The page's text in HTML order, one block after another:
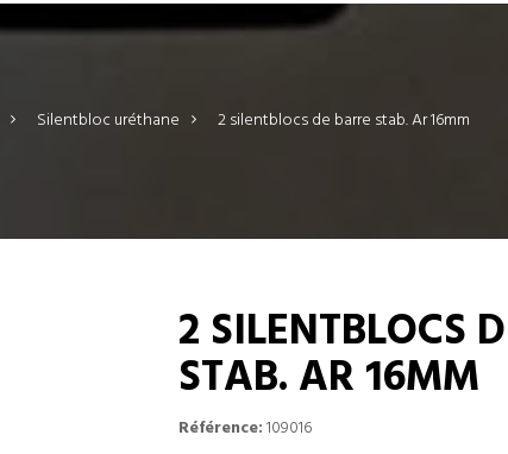
> Silentbloc uréthane > 2 silentblocs de barre stab. Ar 16mm
2 SILENTBLOCS
STAB. AR 16MM
Référence:109016